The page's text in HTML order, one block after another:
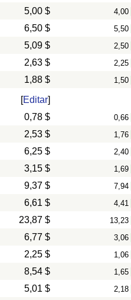
5,00 $ 4,00
6,50 $ 5,50
5,09 $ 2,50
2,63 $ 2,25
1,88 $ 1,50
[Editar]
0,78 $ 0,66
2,53 $ 1,76
6,25 $ 2,40
3,15 $ 1,69
9,37 $ 7,94
6,61 $ 4,41
23,87 $ 13,23
6,77 $ 3,06
2,25 $ 1,06
8,54 $ 1,65
5,01 $ 2,18